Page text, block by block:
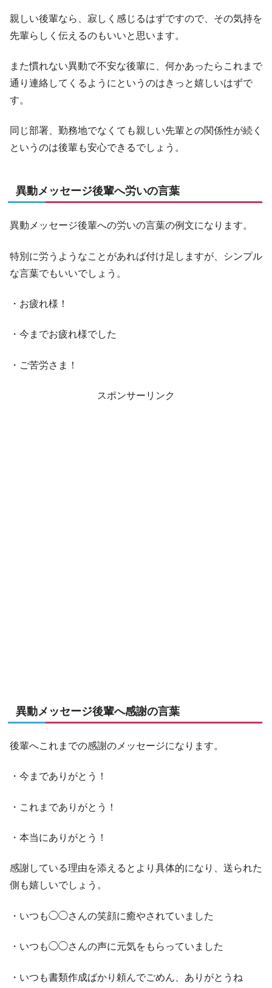
親しい後輩なら、寂しく感じるはずですので、その気持を
先輩らしく伝えるのもいいと思います。
また慣れない異動で不安な後輩に、何かあったらこれまで
通り連絡してくるようにというのはきっと嬉しいはずで
す。
同じ部署、勤務地でなくても親しい先輩との関係性が続く
というのは後輩も安心できるでしょう。
異動メッセージ後輩へ労いの言葉
異動メッセージ後輩への労いの言葉の例文になります。
特別に労うようなことがあれば付け足しますが、シンプル
な言葉でもいいでしょう。
・お疲れ様！
・今までお疲れ様でした
・ご苦労さま！
スポンサーリンク
異動メッセージ後輩へ感謝の言葉
後輩へこれまでの感謝のメッセージになります。
・今までありがとう！
・これまでありがとう！
・本当にありがとう！
感謝している理由を添えるとより具体的になり、送られた
側も嬉しいでしょう。
・いつも◯◯さんの笑顔に癒やされていました
・いつも◯◯さんの声に元気をもらっていました
・いつも書類作成ばかり頼んでごめん、ありがとうね